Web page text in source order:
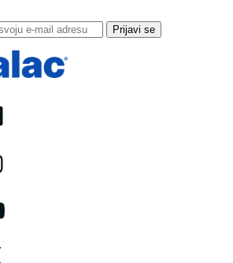
Prijavi se